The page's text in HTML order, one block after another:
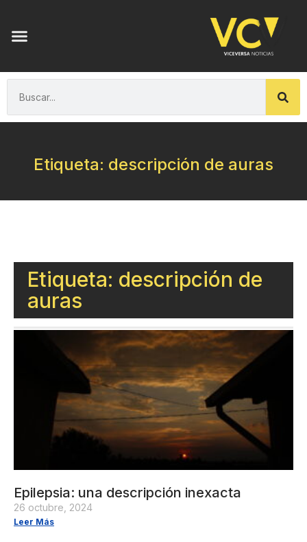
Etiqueta: descripción de auras
Etiqueta: descripción de
auras
Epilepsia: una descripción inexacta
26 octubre, 2024
Leer Más